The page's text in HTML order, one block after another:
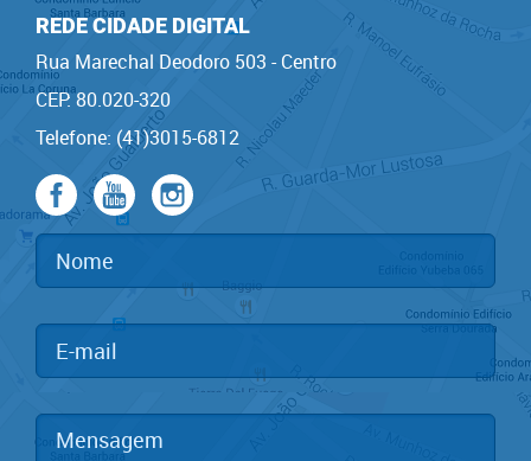
REDE CIDADE DIGITAL
Rua Marechal Deodoro 503 - Centro
CEP: 80.020-320
Telefone: (41)3015-6812